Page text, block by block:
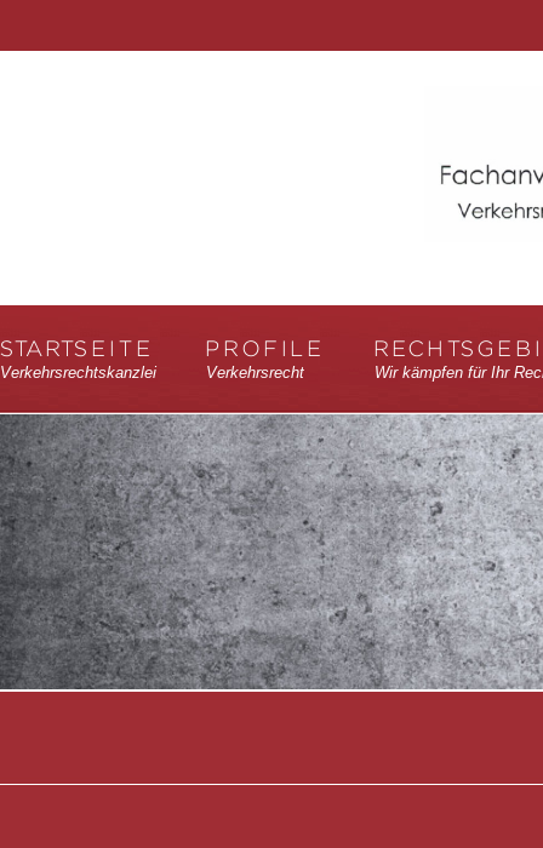
STARTSEITE
Verkehrsrechtskanzlei
PROFILE
Verkehrsrecht Wir kämpfen für Ihr